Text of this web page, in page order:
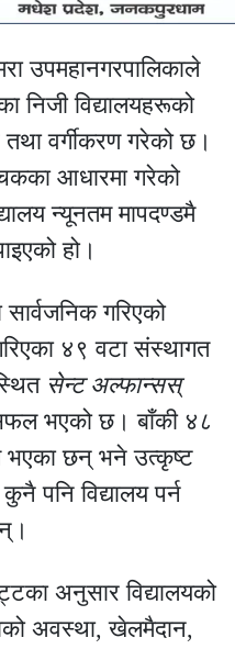
उपमहानगरपालिकाले
निजी विद्यालयहरूको
वर्गीकरण गरेको छ।
आधारमा गरेको
न्यूनतम मापदण्डमै
हो।
सार्वजनिक गरिएको
४९ वटा संस्थागत
सेन्ट अल्फान्सस्
सफल भएको छ। बाँकी ४८
भएका छन् भने उत्कृष्ट
पनि विद्यालय पर्न
अनुसार विद्यालयको
अवस्था, खेलमैदान,